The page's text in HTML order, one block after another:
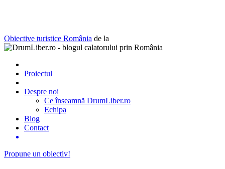
Obiective turistice România de la
Proiectul
Despre noi
Ce înseamnă DrumLiber.ro
Echipa
Blog
Contact
Propune un obiectiv!